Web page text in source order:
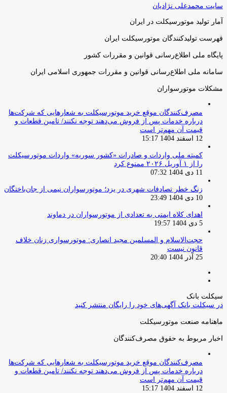
سایت محمدعلی نژادیان
آمار تولید موتورسیکلت در ایران
فهرست تولیدکنندگان موتورسیکلت ایران
پایگاه ملی اطلاع‌رسانی قوانین و مقررات کشور
سامانه ملی اطلاع‌رسانی قوانین و مقررات جمهوری اسلامی ایران
مشکلات موتورسواران
مصرف‌کنندگان موقع خرید موتورسیکلت به شعارهایی که شرکت‌ها
درباره خدمات پس از فروش می‌دهند توجه نکنند/ تامین قطعات و
قیمت آن مهم‌تر است
12 اسفند 1404 15:17
کمیته ملی واردات و صادرات «کشور سوریه» واردات موتورسیکلت
را از ۱ آوریل ۲۰۲۶ ممنوع کرد
11 دی 1404 07:32
زنگ خطر تصادفات شهری در یزد؛ موتورسواران نیمی از جان‌باختگان
10 دی 1404 23:49
اهدای کلاه ایمنی به تعدادی از موتورسواران در دماوند
5 دی 1404 19:57
حجت‌الاسلام و المسلمین مجید انصاری: موتورسواری زنان خلاف
قانون نیست
25 آذر 1404 20:40
سیکلت بانک
در سیکلت بانک آگهی‌های خود را رایگان منتشر کنید
ماهنامه صنعت موتورسیکلت
اخبار مربوط به حقوق مصرف‌کنندگان
مصرف‌کنندگان موقع خرید موتورسیکلت به شعارهایی که شرکت‌ها
درباره خدمات پس از فروش می‌دهند توجه نکنند/ تامین قطعات و
قیمت آن مهم‌تر است
12 اسفند 1404 15:17